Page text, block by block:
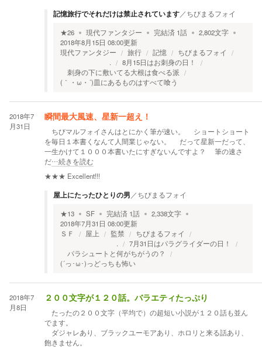
記憶旅行でそれだけは禁止されています／ちびまるフォイ
★26 現代ファンタジー 完結済 1話 2,802文字
2018年8月15日 08:00更新
現代ファンタジー
旅行 記憶
ちびまるフォイ
.
8月15日はお刺身の日！
刺身の下に敷いてる大根は食べる派
(｀・ω・´)皿にあるものはすべて喰う
2018年7
月31日
瞬間最大風速、星新一超え！
ちびマルフォイさんはとにかく筆が速い。 ショートショート
を毎日１本書くなんて人間業じゃない。 だって星新一だって、
一生かけて１０００本書いたにすぎないんですよ？ 筆の速さ
だ…続きを読む
★★★ Excellent!!!
屋上にたったひとりの男 ／ちびまるフォイ
★13 SF 完結済 1話 2,338文字
2018年7月31日 08:00更新
ＳＦ
屋上 監禁
ちびまるフォイ
.
7月31日はパラグライダーの日！
パラシュートと何がちがうの？
(´っ･ω･)っどっちも怖い
2018年7
月8日
２００文字が１２０話。バラエティたっぷり
たったの２００文字（平均で）の超短い小説が１２０話も並ん
でます。
ダジャレあり、ブラックユーモアあり、ホロリと来る話あり、
飽きません。